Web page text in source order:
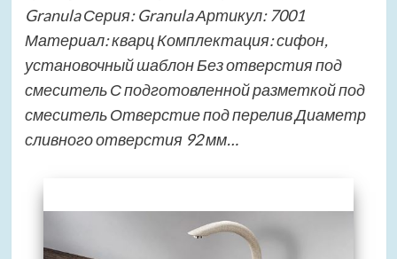
Granula Серия: Granula Артикул: 7001
Материал: кварц Комплектация: сифон,
установочный шаблон Без отверстия под
смеситель С подготовленной разметкой под
смеситель Отверстие под перелив Диаметр
сливного отверстия 92 мм…